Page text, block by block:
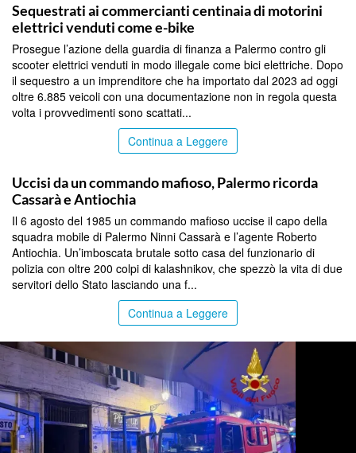
Sequestrati ai commercianti centinaia di motorini
elettrici venduti come e-bike
Prosegue l’azione della guardia di finanza a Palermo contro gli
scooter elettrici venduti in modo illegale come bici elettriche. Dopo
il sequestro a un imprenditore che ha importato dal 2023 ad oggi
oltre 6.885 veicoli con una documentazione non in regola questa
volta i provvedimenti sono scattati...
Continua a Leggere
Uccisi da un commando mafioso, Palermo ricorda
Cassarà e Antiochia
Il 6 agosto del 1985 un commando mafioso uccise il capo della
squadra mobile di Palermo Ninni Cassarà e l’agente Roberto
Antiochia. Un’imboscata brutale sotto casa del funzionario di
polizia con oltre 200 colpi di kalashnikov, che spezzò la vita di due
servitori dello Stato lasciando una f...
Continua a Leggere